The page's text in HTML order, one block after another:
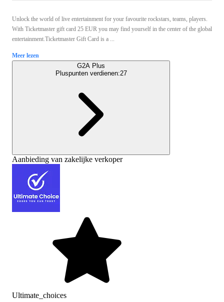
Unlock the world of live entertainment for your favourite rockstars, teams, players.
With Ticketmaster gift card 25 EUR you may find yourself in the center of the global
entertainment.Ticketmaster Gift Card is a ...
Meer lezen
G2A Plus
Pluspunten verdienen:27
Aanbieding van zakelijke verkoper
Ultimate_choices